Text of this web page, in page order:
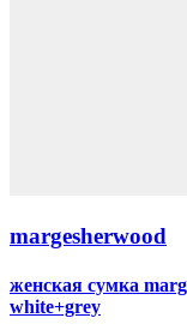
margesherwood
женская сумка
white+grey